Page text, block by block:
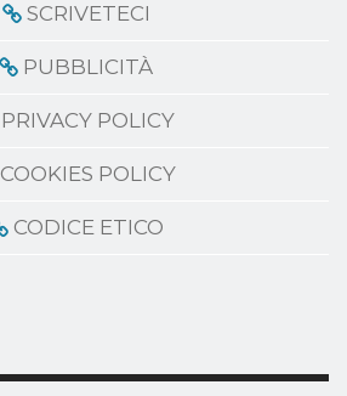
SCRIVETECI
PUBBLICITÀ
PRIVACY POLICY
COOKIES POLICY
CODICE ETICO